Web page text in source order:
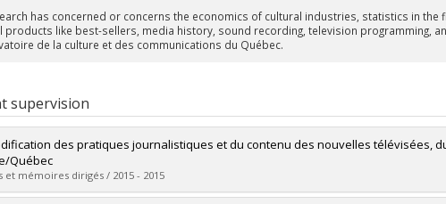
has concerned or concerns the economics of cultural industries, statistics in
products like best-sellers, media history, sound recording, television programming,
de la culture et des communications du Québec.
supervision
des pratiques journalistiques et du contenu des nouvelles télévisées,
Québec
et mémoires dirigés / 2015 - 2015